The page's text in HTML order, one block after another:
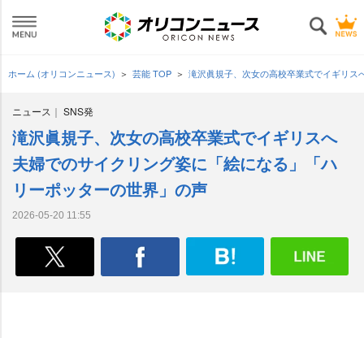
ホーム (オリコンニュース) 芸能 TOP 滝沢眞規子、次女の高校卒業式でイギリ
ニュース SNS発
滝沢眞規子、次女の高校卒業式でイギリスへ
夫婦でのサイクリング姿に「絵になる」「ハ
リーポッターの世界」の声
2026-05-20 11:55